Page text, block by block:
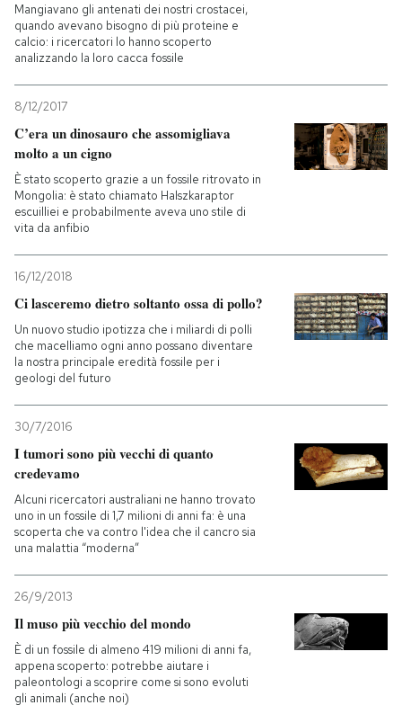
Entra
Mangiavano gli antenati dei nostri crostacei,
quando avevano bisogno di più proteine e
calcio: i ricercatori lo hanno scoperto
analizzando la loro cacca fossile
8/12/2017
C’era un dinosauro che assomigliava
molto a un cigno
È stato scoperto grazie a un fossile ritrovato in
Mongolia: è stato chiamato Halszkaraptor
escuilliei e probabilmente aveva uno stile di
vita da anfibio
16/12/2018
Ci lasceremo dietro soltanto ossa di pollo?
Un nuovo studio ipotizza che i miliardi di polli
che macelliamo ogni anno possano diventare
la nostra principale eredità fossile per i
geologi del futuro
30/7/2016
I tumori sono più vecchi di quanto
credevamo
Alcuni ricercatori australiani ne hanno trovato
uno in un fossile di 1,7 milioni di anni fa: è una
scoperta che va contro l'idea che il cancro sia
una malattia “moderna”
26/9/2013
Il muso più vecchio del mondo
È di un fossile di almeno 419 milioni di anni fa,
appena scoperto: potrebbe aiutare i
paleontologi a scoprire come si sono evoluti
gli animali (anche noi)